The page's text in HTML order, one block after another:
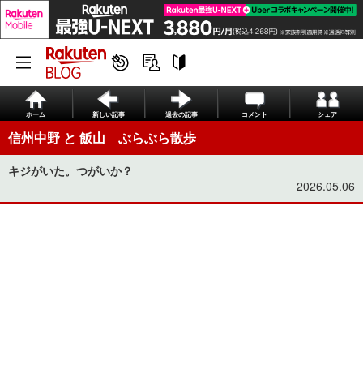
ホーム 新しい記事 過去の記事 コメント シェア
信州中野 と 飯山 ぶらぶら散歩
キジがいた。つがいか？
2026.05.06